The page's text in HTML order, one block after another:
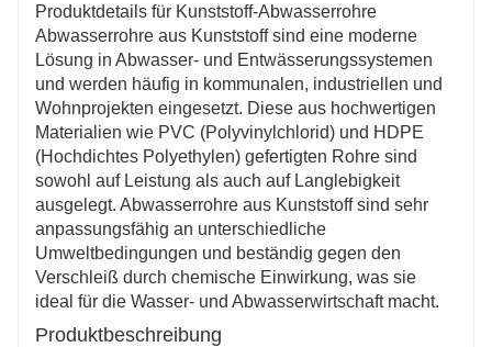
reduzieren Verstopfungen und Wartungsbedarf und
senken so langfristig Kosten.
Umweltfreundlichkeit
Kunststoffrohre sind recycelbar, entsprechen den
Nachhaltigkeitszielen und reduzieren die
Umweltbelastung.
Produktdetails für Kunststoff-Abwasserrohre
Abwasserrohre aus Kunststoff sind eine moderne
Lösung in Abwasser- und Entwässerungssystemen
und werden häufig in kommunalen, industriellen und
Wohnprojekten eingesetzt. Diese aus hochwertigen
Materialien wie PVC (Polyvinylchlorid) und HDPE
(Hochdichtes Polyethylen) gefertigten Rohre sind
sowohl auf Leistung als auch auf Langlebigkeit
ausgelegt. Abwasserrohre aus Kunststoff sind sehr
anpassungsfähig an unterschiedliche
Umweltbedingungen und beständig gegen den
Verschleiß durch chemische Einwirkung, was sie
ideal für die Wasser- und Abwasserwirtschaft macht.
Produktbeschreibung